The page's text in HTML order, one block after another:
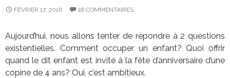
FÉVRIER 17, 2016 18 COMMENTAIRES
Aujourd’hui, nous allons tenter de répondre à 2 questions
existentielles. Comment occuper un enfant? Quoi offrir
quand le dit enfant est invité à la fête d’anniversaire d’une
copine de 4 ans? Oui, c’est ambitieux.